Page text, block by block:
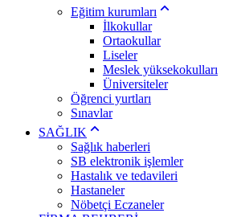
Eğitim kurumları
İlkokullar
Ortaokullar
Liseler
Meslek yüksekokulları
Üniversiteler
Öğrenci yurtları
Sınavlar
SAĞLIK
Sağlık haberleri
SB elektronik işlemler
Hastalık ve tedavileri
Hastaneler
Nöbetçi Eczaneler